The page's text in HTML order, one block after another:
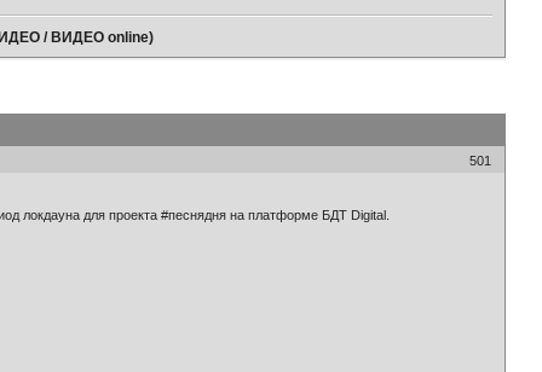
/ ВИДЕО online)
501
локдауна для проекта #песнядня на платформе БДТ Digital.